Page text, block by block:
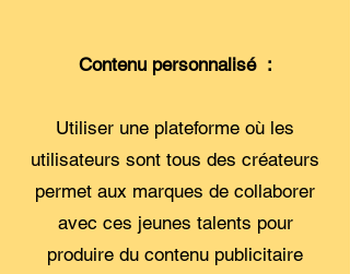
Contenu personnalisé :
Utiliser une plateforme où les
utilisateurs sont tous des créateurs
permet aux marques de collaborer
avec ces jeunes talents pour
produire du contenu publicitaire